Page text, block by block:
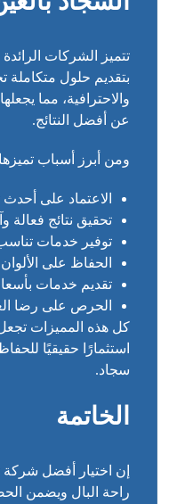
تتميز الشركات
بتقديم حلول متكاملة
والاحترافية، مما
عن أفضل النتائج.
ومن أبرز أسباب
الاعتماد على
تحقيق نتائج فعالة
توفير خدمات
الحفاظ على
تقديم خدمات
الحرص على رضا
كل هذه المميزات
استثمارًا حقيقيًا
سجاد.
الخاتمة
إن اختيار أفضل
راحة البال ويضمن